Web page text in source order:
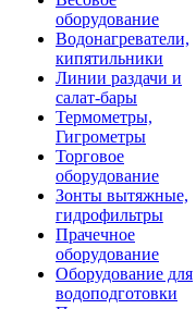
оборудование
Водонагреватели,
кипятильники
Линии раздачи и
салат-бары
Термометры,
Гигрометры
Торговое
оборудование
Зонты вытяжные,
гидрофильтры
Прачечное
оборудование
Оборудование для
водоподготовки